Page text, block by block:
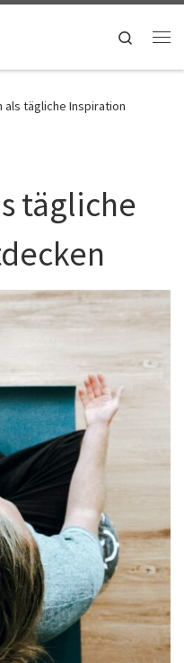
Search
als tägliche Inspiration
tägliche